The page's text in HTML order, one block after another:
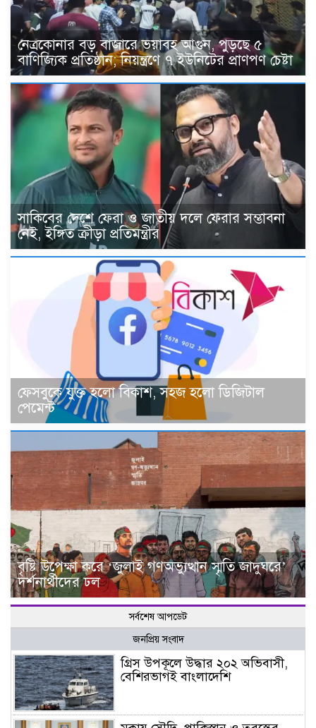
নেত্রকোনার বড় বাজারে ভয়াবহ আগুন, পুড়ছে ৫
বাণিজ্যিক প্রতিষ্ঠান; নিয়ন্ত্রণে ৭ ইউনিটের প্রাণপণ চেষ্টা
সাকিবের দেশে ফেরা ও জাতীয় দলে ফেরার সম্ভাবনা
নেই, ইঙ্গিত ক্রীড়া প্রতিমন্ত্রীর
ফেসবুকে যুক্ত হলো বিকাশ, সহজ হলো ডিজিটাল
পেমেন্ট
বৃষ্টি উপেক্ষা করে ‘জুলাই গণঅভ্যুত্থান স্মৃতি জাদুঘরে’
দর্শনার্থীদের ঢল
সর্বশেষ আপডেট
জনপ্রিয় সংবাদ
গ্রিস উপকূলে উদ্ধার ২০২ অভিবাসী,
বেশিরভাগই বাংলাদেশি